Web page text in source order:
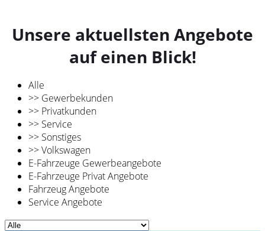
Unsere aktuellsten Angebote
auf einen Blick!
Alle
>> Gewerbekunden
>> Privatkunden
>> Service
>> Sonstiges
>> Volkswagen
E-Fahrzeuge Gewerbeangebote
E-Fahrzeuge Privat Angebote
Fahrzeug Angebote
Service Angebote